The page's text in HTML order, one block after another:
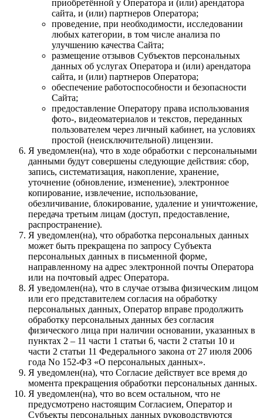
приобретённой у Оператора и (или) арендатора
сайта, и (или) партнеров Оператора;
проведение, при необходимости, исследовании
любых категории, в том числе анализа по
улучшению качества Сайта;
размещение отзывов Субъектов персональных
данных об услугах Оператора и (или) арендатора
сайта, и (или) партнеров Оператора;
обеспечение работоспособности и безопасности
Сайта;
предоставление Оператору права использования
фото-, видеоматериалов и текстов, переданных
пользователем через личный кабинет, на условиях
простой (неисключительной) лицензии.
Я уведомлен(на), что в ходе обработки с персональными
данными будут совершены следующие действия: сбор,
запись, систематизация, накопление, хранение,
уточнение (обновление, изменение), электронное
копирование, извлечение, использование,
обезличивание, блокирование, удаление и уничтожение,
передача третьим лицам (доступ, предоставление,
распространение).
Я уведомлен(на), что обработка персональных данных
может быть прекращена по запросу Субъекта
персональных данных в письменной форме,
направленному на адрес электронной почты Оператора
или на почтовый адрес Оператора.
Я уведомлен(на), что в случае отзыва физическим лицом
или его представителем согласия на обработку
персональных данных, Оператор вправе продолжить
обработку персональных данных без согласия
физического лица при наличии основании, указанных в
пунктах 2 – 11 части 1 статьи 6, части 2 статьи 10 и
части 2 статьи 11 Федерального закона от 27 июля 2006
года No 152-ФЗ «О персональных данных».
Я уведомлен(на), что Согласие действует все время до
момента прекращения обработки персональных данных.
Я уведомлен(на), что во всем остальном, что не
предусмотрено настоящим Согласием, Оператор и
Субъекты персональных данных руководствуются